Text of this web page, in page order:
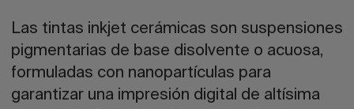
Las tintas inkjet cerámicas son suspensiones
pigmentarias de base disolvente o acuosa,
formuladas con nanopartículas para
garantizar una impresión digital de altísima